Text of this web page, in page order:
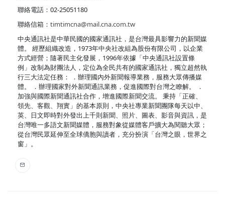
聯絡電話：02-25051180
聯絡信箱： timtimcna@mail.cna.com.tw
中央通訊社是中華民國的國家通訊社，是台灣最具影響力的新聞媒
體。 經歷組織改造，1973年中央社改組為股份有限公司，以企業
方式經營；隨著民主化發展，1996年依據「中央通訊社設置條
例」改制為財團法人，定位為全民共有的國家通訊社，獨立超然執
行三大法定任務： ．辦理國內外新聞報導業務，服務大眾傳播媒
體。 ．辦理國家對外新聞通訊業務，促進國際對台灣之瞭解。 ．
加強與國際新聞通訊社合作，增進國際新聞交流。 秉持「正確、
領先、客觀、翔實」的基本原則，中央社專業新聞團隊每天以中、
英、日文即時對外發出上千則新聞、照片、圖表、影音與資訊，是
台灣唯一多語文新聞媒體，服務對象從媒體客戶擴大為閱聽大眾；
從台灣民眾延伸至全球僑胞與讀者，充分扮演「台灣之眼，世界之
窗」。